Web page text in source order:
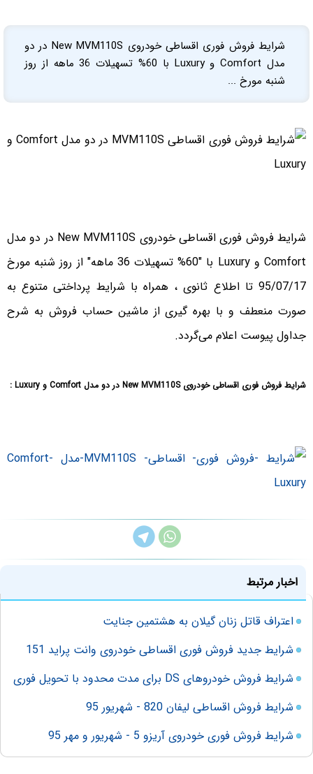
شرایط فروش فوری اقساطی خودروی New MVM110S در دو
مدل Comfort و Luxury با 60% تسهیلات 36 ماهه از روز
شنبه مورخ ...
شرایط فروش فوری اقساطی خودروی New MVM110S در دو مدل
Comfort و Luxury با "60% تسهیلات 36 ماهه" از روز شنبه مورخ
95/07/17 تا اطلاع ثانوی ، همراه با شرایط پرداختی متنوع به
صورت منعطف و با بهره گیری از ماشین حساب فروش به شرح
جداول پیوست اعلام می‌گردد.
شرایط فروش فوری اقساطی خودروی New MVM110S در دو مدل Comfort و Luxury :
اخبار مرتبط
اعتراف قاتل زنان گیلان به هشتمین جنایت
شرایط جدید فروش فوری اقساطی خودروی وانت پراید 151
شرایط فروش خودروهای DS برای مدت محدود با تحویل فوری
شرایط فروش اقساطی لیفان 820 - شهریور 95
شرایط فروش فوری خودروی آریزو 5 - شهریور و مهر 95